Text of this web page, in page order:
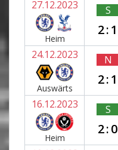
27.12.2023
Heim
S
2:1
24.12.2023
Auswärts
N
2:1
16.12.2023
Heim
S
2:0